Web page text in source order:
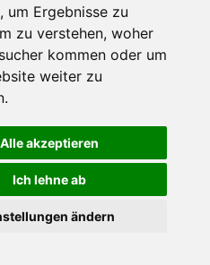
um Ergebnisse zu
zu verstehen, woher
kommen oder um
weiter zu
Alle akzeptieren
Ich lehne ab
ändern
2023
der Extraklasse
Datenschutz
- Die Netzkombuese